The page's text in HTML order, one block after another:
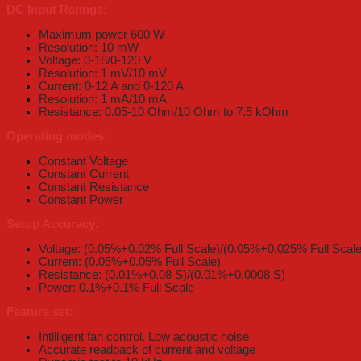
Maximum power 600 W
Resolution: 10 mW
Voltage: 0-18/0-120 V
Resolution: 1 mV/10 mV
Current: 0-12 A and 0-120 A
Resolution: 1 mA/10 mA
Resistance: 0.05-10 Ohm/10 Ohm to 7.5 kOhm
Constant Voltage
Constant Current
Constant Resistance
Constant Power
Voltage: (0.05%+0.02% Full Scale)/(0.05%+0.025% Full
Current: (0.05%+0.05% Full Scale)
Resistance: (0.01%+0.08 S)/(0.01%+0.0008 S)
Power: 0.1%+0.1% Full Scale
Intilligent fan control. Low acoustic noise
Accurate readback of current and voltage